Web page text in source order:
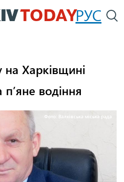
Перейти
до
РУС
на Харківщині
водіння
Фото: Валківська міська рада